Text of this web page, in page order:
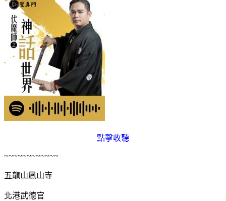
點擊收聽
~~~~~~~~~~~~
五龍山鳳山寺
北港武德官